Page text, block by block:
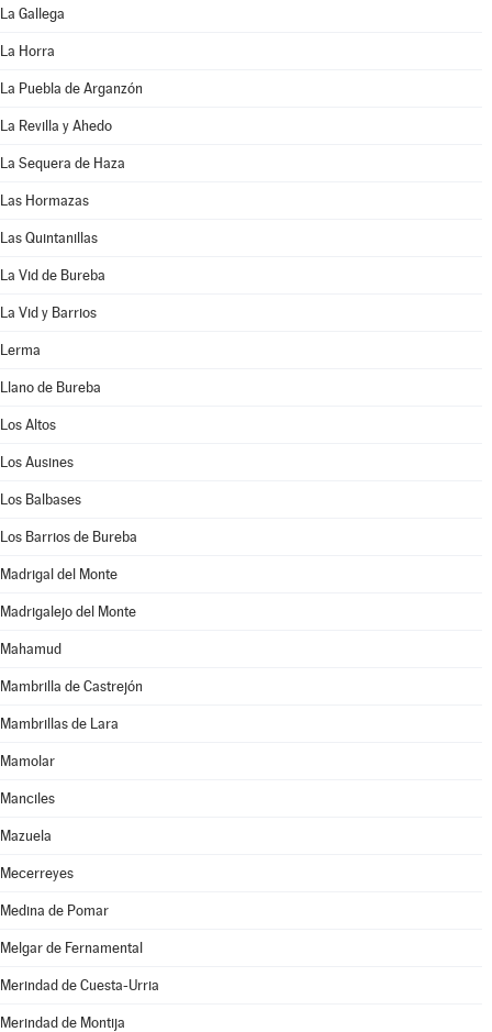
La Gallega
La Horra
La Puebla de Arganzón
La Revilla y Ahedo
La Sequera de Haza
Las Hormazas
Las Quintanillas
La Vid de Bureba
La Vid y Barrios
Lerma
Llano de Bureba
Los Altos
Los Ausines
Los Balbases
Los Barrios de Bureba
Madrigal del Monte
Madrigalejo del Monte
Mahamud
Mambrilla de Castrejón
Mambrillas de Lara
Mamolar
Manciles
Mazuela
Mecerreyes
Medina de Pomar
Melgar de Fernamental
Merindad de Cuesta-Urria
Merindad de Montija